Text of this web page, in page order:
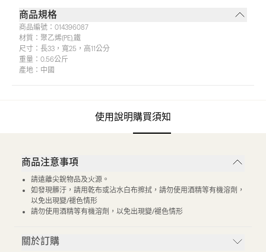
商品規格
商品編號： 014396087
材質： 聚乙烯(PE),鐵
尺寸： 長33，寬25，高11公分
重量： 0.56公斤
產地： 中國
使用說明購買須知
商品注意事項
請遠離尖銳物品及火源。
如發現髒汙，請用乾布或沾水白布擦拭，請勿使用酒精等有機溶劑，
以免出現變/褪色情形
請勿使用酒精等有機溶劑，以免出現變/褪色情形
關於訂購